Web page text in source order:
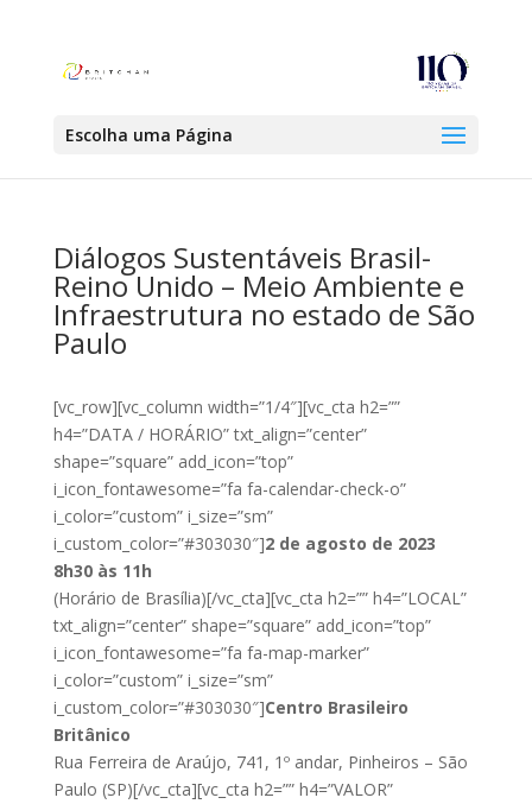
Escolha uma Página
Diálogos Sustentáveis Brasil-
Reino Unido – Meio Ambiente e
Infraestrutura no estado de São
Paulo
[vc_row][vc_column width=”1/4″][vc_cta h2=””
h4=”DATA / HORÁRIO” txt_align=”center”
shape=”square” add_icon=”top”
i_icon_fontawesome=”fa fa-calendar-check-o”
i_color=”custom” i_size=”sm”
i_custom_color=”#303030″]2 de agosto de 2023
8h30 às 11h
(Horário de Brasília)[/vc_cta][vc_cta h2=”” h4=”LOCAL”
txt_align=”center” shape=”square” add_icon=”top”
i_icon_fontawesome=”fa fa-map-marker”
i_color=”custom” i_size=”sm”
i_custom_color=”#303030″]Centro Brasileiro
Britânico
Rua Ferreira de Araújo, 741, 1º andar, Pinheiros – São
Paulo (SP)[/vc_cta][vc_cta h2=”” h4=”VALOR”